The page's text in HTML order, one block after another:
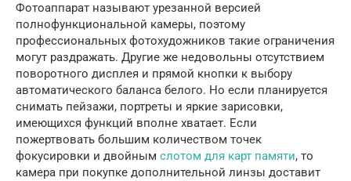
Фотоаппарат называют урезанной версией
полнофункциональной камеры, поэтому
профессиональных фотохудожников такие ограничения
могут раздражать. Другие же недовольны отсутствием
поворотного дисплея и прямой кнопки к выбору
автоматического баланса белого. Но если планируется
снимать пейзажи, портреты и яркие зарисовки,
имеющихся функций вполне хватает. Если
пожертвовать большим количеством точек
фокусировки и двойным слотом для карт памяти, то
камера при покупке дополнительной линзы доставит